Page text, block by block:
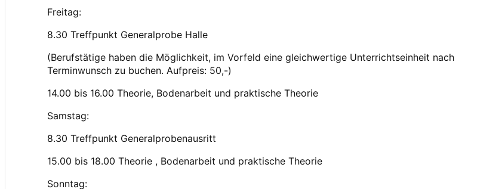
Freitag:
8.30 Treffpunkt Generalprobe Halle
(Berufstätige haben die Möglichkeit, im Vorfeld eine gleichwertige Unterrichtseinheit nach
Terminwunsch zu buchen. Aufpreis: 50,-)
14.00 bis 16.00 Theorie, Bodenarbeit und praktische Theorie
Samstag:
8.30 Treffpunkt Generalprobenausritt
15.00 bis 18.00 Theorie , Bodenarbeit und praktische Theorie
Sonntag: